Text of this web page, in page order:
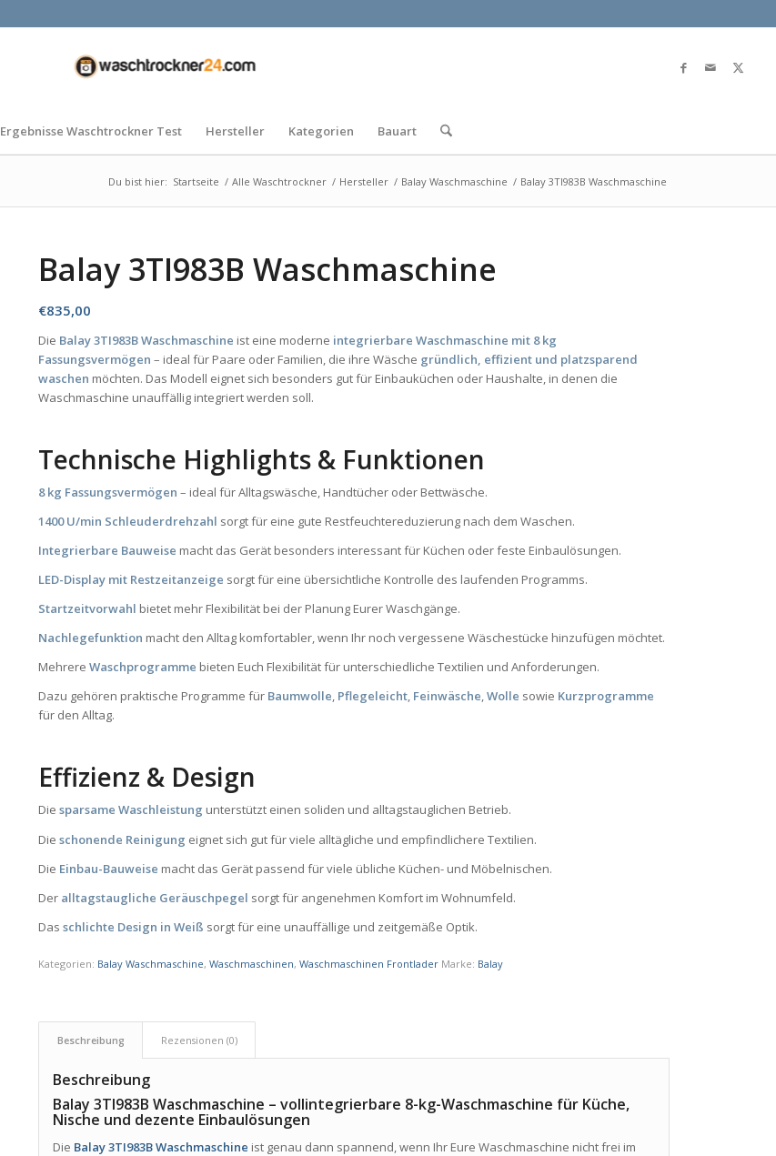
Ergebnisse Waschtrockner Test Hersteller Kategorien Bauart
Du bist hier: Startseite / Alle Waschtrockner / Hersteller / Balay Waschmaschine / Balay 3TI983B Waschmaschine
Balay 3TI983B Waschmaschine
€835,00
Die Balay 3TI983B Waschmaschine ist eine moderne integrierbare Waschmaschine mit 8 kg
Fassungsvermögen – ideal für Paare oder Familien, die ihre Wäsche gründlich, effizient und platzsparend
waschen möchten. Das Modell eignet sich besonders gut für Einbauküchen oder Haushalte, in denen die
Waschmaschine unauffällig integriert werden soll.
Technische Highlights & Funktionen
8 kg Fassungsvermögen – ideal für Alltagswäsche, Handtücher oder Bettwäsche.
1400 U/min Schleuderdrehzahl sorgt für eine gute Restfeuchtereduzierung nach dem Waschen.
Integrierbare Bauweise macht das Gerät besonders interessant für Küchen oder feste Einbaulösungen.
LED-Display mit Restzeitanzeige sorgt für eine übersichtliche Kontrolle des laufenden Programms.
Startzeitvorwahl bietet mehr Flexibilität bei der Planung Eurer Waschgänge.
Nachlegefunktion macht den Alltag komfortabler, wenn Ihr noch vergessene Wäschestücke hinzufügen möchtet.
MehrereWaschprogramme bieten Euch Flexibilität für unterschiedliche Textilien und Anforderungen.
Dazu gehören praktische Programme für Baumwolle, Pflegeleicht, Feinwäsche,Wolle sowie Kurzprogramme
für den Alltag.
Effizienz & Design
Diesparsame Waschleistung unterstützt einen soliden und alltagstauglichen Betrieb.
Dieschonende Reinigung eignet sich gut für viele alltägliche und empfindlichere Textilien.
Die Einbau-Bauweise macht das Gerät passend für viele übliche Küchen- und Möbelnischen.
Der alltagstaugliche Geräuschpegel sorgt für angenehmen Komfort im Wohnumfeld.
Dasschlichte Design in Weiß sorgt für eine unauffällige und zeitgemäße Optik.
Kategorien: Balay Waschmaschine,Waschmaschinen,Waschmaschinen Frontlader Marke: Balay
Beschreibung Rezensionen (0)
Beschreibung
Balay 3TI983B Waschmaschine – vollintegrierbare 8-kg-Waschmaschine für Küche,
Nische und dezente Einbaulösungen
Die Balay 3TI983B Waschmaschine ist genau dann spannend, wenn Ihr Eure Waschmaschine nicht frei im